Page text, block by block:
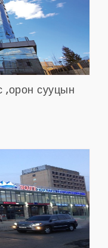
сууцын